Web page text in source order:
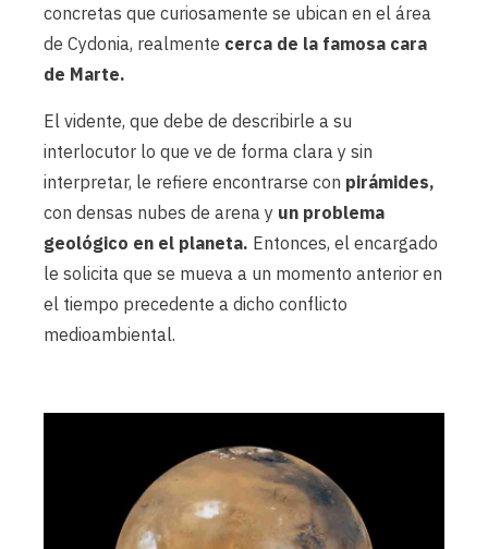
concretas que curiosamente se ubican en el área
de Cydonia, realmente cerca de la famosa cara
de Marte.
El vidente, que debe de describirle a su
interlocutor lo que ve de forma clara y sin
interpretar, le refiere encontrarse con pirámides,
con densas nubes de arena y un problema
geológico en el planeta. Entonces, el encargado
le solicita que se mueva a un momento anterior en
el tiempo precedente a dicho conflicto
medioambiental.